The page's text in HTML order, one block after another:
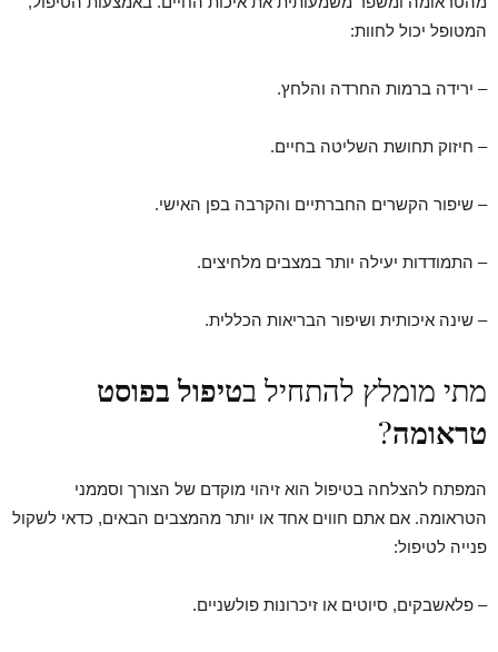
המטופל יכול לחוות:
– ירידה ברמות החרדה והלחץ.
– חיזוק תחושת השליטה בחיים.
– שיפור הקשרים החברתיים והקרבה בפן האישי.
– התמודדות יעילה יותר במצבים מלחיצים.
– שינה איכותית ושיפור הבריאות הכללית.
מתי מומלץ להתחיל בטיפול בפוסט
טראומה?
המפתח להצלחה בטיפול הוא זיהוי מוקדם של הצורך וסממני
הטראומה. אם אתם חווים אחד או יותר מהמצבים הבאים, כדאי לשקול
פנייה לטיפול:
– פלאשבקים, סיוטים או זיכרונות פולשניים.